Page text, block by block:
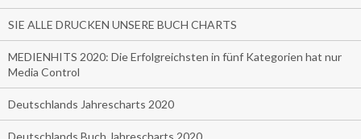
SIE ALLE DRUCKEN UNSERE BUCH CHARTS
MEDIENHITS 2020: Die Erfolgreichsten in fünf Kategorien hat nur
Media Control
Deutschlands Jahrescharts 2020
Deutschlands Buch Jahrescharts 2020